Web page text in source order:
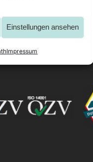
Einstellungen ansehen
Impressum